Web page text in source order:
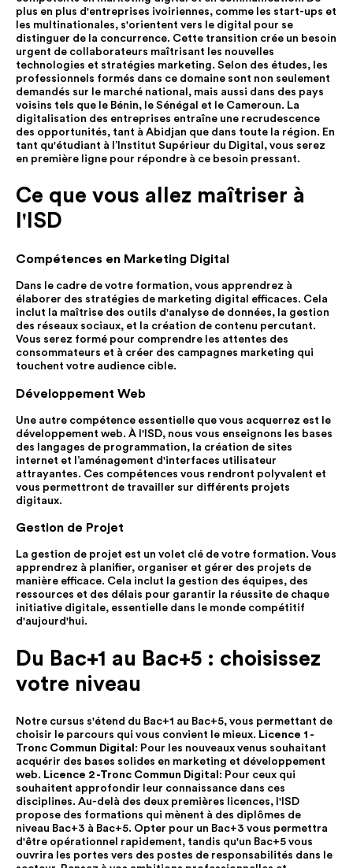
plus en plus d'entreprises ivoiriennes, comme les start-ups et
les multinationales, s'orientent vers le digital pour se
distinguer de la concurrence. Cette transition crée un besoin
urgent de collaborateurs maîtrisant les nouvelles
technologies et stratégies marketing. Selon des études, les
professionnels formés dans ce domaine sont non seulement
demandés sur le marché national, mais aussi dans des pays
voisins tels que le Bénin, le Sénégal et le Cameroun. La
digitalisation des entreprises entraîne une recrudescence
des opportunités, tant à Abidjan que dans toute la région. En
tant qu'étudiant à l’Institut Supérieur du Digital, vous serez
en première ligne pour répondre à ce besoin pressant.
Ce que vous allez maîtriser à
l'ISD
Compétences en Marketing Digital
Dans le cadre de votre formation, vous apprendrez à
élaborer des stratégies de marketing digital efficaces. Cela
inclut la maîtrise des outils d'analyse de données, la gestion
des réseaux sociaux, et la création de contenu percutant.
Vous serez formé pour comprendre les attentes des
consommateurs et à créer des campagnes marketing qui
touchent votre audience cible.
Développement Web
Une autre compétence essentielle que vous acquerrez est le
développement web. À l'ISD, nous vous enseignons les bases
des langages de programmation, la création de sites
internet et l’aménagement d'interfaces utilisateur
attrayantes. Ces compétences vous rendront polyvalent et
vous permettront de travailler sur différents projets
digitaux.
Gestion de Projet
La gestion de projet est un volet clé de votre formation. Vous
apprendrez à planifier, organiser et gérer des projets de
manière efficace. Cela inclut la gestion des équipes, des
ressources et des délais pour garantir la réussite de chaque
initiative digitale, essentielle dans le monde compétitif
d'aujourd'hui.
Du Bac+1 au Bac+5 : choisissez
votre niveau
Notre cursus s'étend du Bac+1 au Bac+5, vous permettant de
choisir le parcours qui vous convient le mieux. Licence 1 -
Tronc Commun Digital : Pour les nouveaux venus souhaitant
acquérir des bases solides en marketing et développement
web. Licence 2 -Tronc Commun Digital : Pour ceux qui
souhaitent approfondir leur connaissance dans ces
disciplines. Au-delà des deux premières licences, l'ISD
propose des formations qui mènent à des diplômes de
niveau Bac+3 à Bac+5. Opter pour un Bac+3 vous permettra
d'être opérationnel rapidement, tandis qu'un Bac+5 vous
ouvrira les portes vers des postes de responsabilités dans le